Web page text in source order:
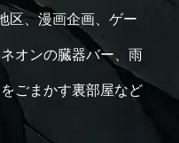
区、漫画企画、ゲー
オンの臓器バー、雨
ごまかす裏部屋など